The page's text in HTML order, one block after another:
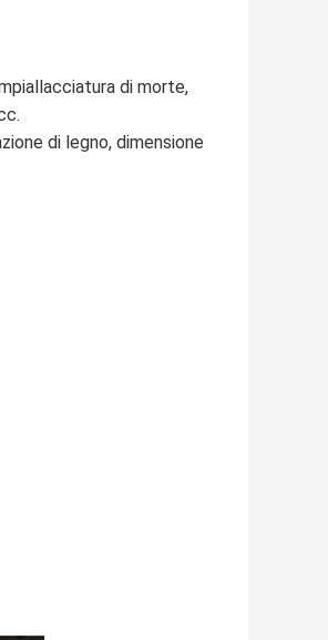
di morte,
di legno, dimensione